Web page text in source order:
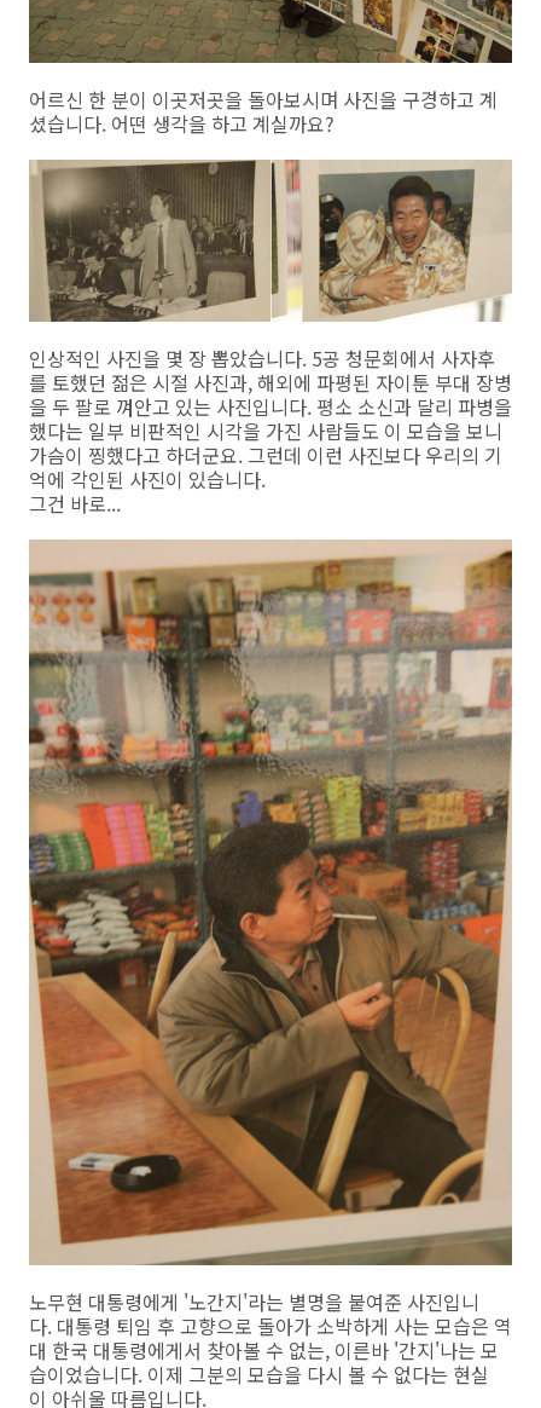
어르신 한 분이 이곳저곳을 돌아보시며 사진을 구경하고 계
셨습니다. 어떤 생각을 하고 계실까요?
인상적인 사진을 몇 장 뽑았습니다. 5공 청문회에서 사자후
를 토했던 젊은 시절 사진과, 해외에 파평된 자이툰 부대 장병
을 두 팔로 껴안고 있는 사진입니다. 평소 소신과 달리 파병을
했다는 일부 비판적인 시각을 가진 사람들도 이 모습을 보니
가슴이 찡했다고 하더군요. 그런데 이런 사진보다 우리의 기
억에 각인된 사진이 있습니다.
그건 바로...
노무현 대통령에게 '노간지'라는 별명을 붙여준 사진입니
다. 대통령 퇴임 후 고향으로 돌아가 소박하게 사는 모습은 역
대 한국 대통령에게서 찾아볼 수 없는, 이른바 '간지'나는 모
습이었습니다. 이제 그분의 모습을 다시 볼 수 없다는 현실
이 아쉬울 따름입니다.